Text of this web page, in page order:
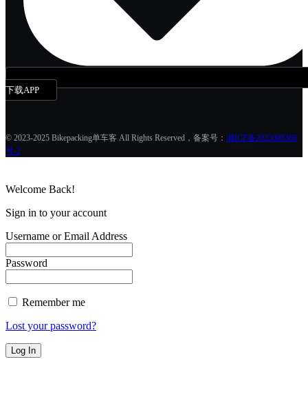
下载APP
© 2023-2025 Bikepacking单车客 All Rights Reserved，备案号： 湘ICP备2023008368
号-2
Welcome Back!
Sign in to your account
Username or Email Address
Password
Remember me
Lost your password?